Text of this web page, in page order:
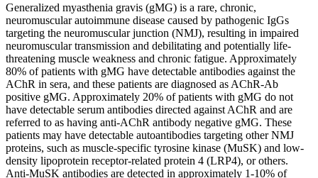
Generalized myasthenia gravis (gMG) is a rare, chronic,
neuromuscular autoimmune disease caused by pathogenic IgGs
targeting the neuromuscular junction (NMJ), resulting in impaired
neuromuscular transmission and debilitating and potentially life-
threatening muscle weakness and chronic fatigue. Approximately
80% of patients with gMG have detectable antibodies against the
AChR in sera, and these patients are diagnosed as AChR-Ab
positive gMG. Approximately 20% of patients with gMG do not
have detectable serum antibodies directed against AChR and are
referred to as having anti-AChR antibody negative gMG. These
patients may have detectable autoantibodies targeting other NMJ
proteins, such as muscle-specific tyrosine kinase (MuSK) and low-
density lipoprotein receptor-related protein 4 (LRP4), or others.
Anti-MuSK antibodies are detected in approximately 1-10% of